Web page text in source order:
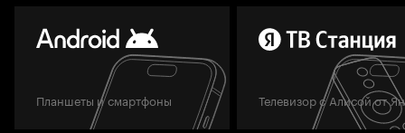
Планшеты и смартфоны Телевизор с Алисой от